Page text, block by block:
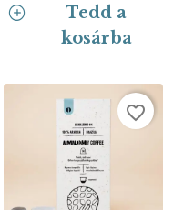
Tedd a
kosárba
favorite_border